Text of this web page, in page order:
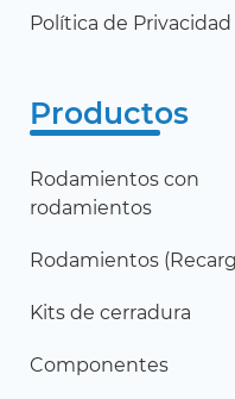
Política de Privacidad
Productos
Rodamientos con
rodamientos
Rodamientos
Kits de cerradura
Componentes